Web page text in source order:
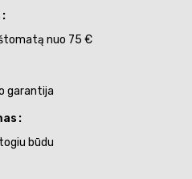
nuo 75 €
garantija
būdu